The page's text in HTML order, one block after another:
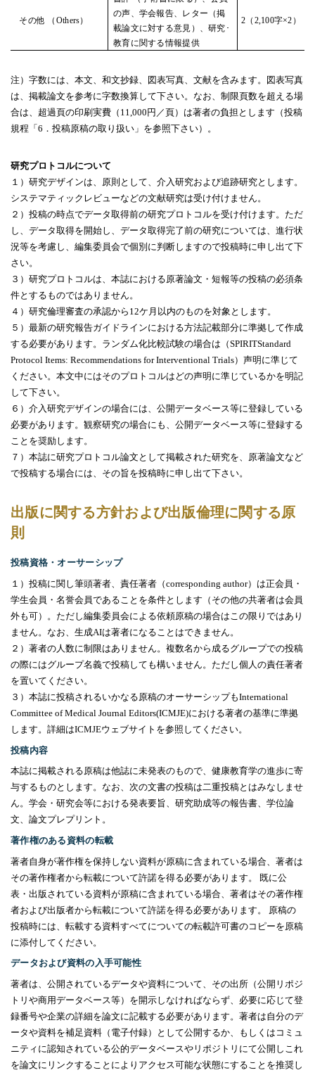
その他 （Others）
の声、学会報告、レター（掲
載論文に対する意見）、研究･
教育に関する情報提供
2（2,100字×2）
注）字数には、本文、和文抄録、図表写真、文献を含みます。図表写真
は、掲載論文を参考に字数換算して下さい。なお、制限頁数を超える場
合は、超過頁の印刷実費（ 11,000 円／頁）は著者の負担とします（投稿
規程「 6 ．投稿原稿の取り扱い」を参照下さい）。
研究プロトコルについて
１）研究デザインは、原則として、介入研究および追跡研究とします。
システマティックレビューなどの文献研究は受け付けません。
２）投稿の時点でデータ取得前の研究プロトコルを受け付けます。ただ
し、データ取得を開始し、データ取得完了前の研究については、進行状
況等を考慮し、編集委員会で個別に判断しますので投稿時に申し出て下
さい。
３）研究プロトコルは、本誌における原著論文・短報等の投稿の必須条
件とするものではありません。
４）研究倫理審査の承認から 12ケ月以内のものを対象とします。
５）最新の研究報告ガイドラインにおける方法記載部分に準拠して作成
する必要があります。ランダム化比較試験の場合は（SPIRITStandard
Protocol Items: Recommendations for Interventional Trials） 声明に準じて
ください。本文中にはそのプロトコルはどの声明に準じているかを明記
して下さい。
６）介入研究デザインの場合には、公開データベース等に登録している
必要があります。観察研究の場合にも、公開データベース等に登録する
ことを奨励します。
７）本誌に研究プロトコル論文として掲載された研究を、原著論文など
で投稿する場合には、その旨を投稿時に申し出て下さい。
出版に関する方針および出版倫理に関する原
則
投稿資格・オーサーシップ
１）投稿に関し筆頭著者、責任著者（corresponding author）は正会員・
学生会員・名誉会員であることを条件とします（その他の共著者は会員
外も可）。ただし編集委員会による依頼原稿の場合はこの限りではあり
ません。なお、生成AIは著者になることはできません。
２）著者の人数に制限はありません。複数名から成るグループでの投稿
の際にはグループ名義で投稿しても構いません。ただし個人の責任著者
を置いてください。
３）本誌に投稿されるいかなる原稿のオーサーシップもInternational
Committee of Medical Journal Editors(ICMJE)における著者の基準に準拠
します。詳細はICMJEウェブサイトを参照してください。
投稿内容
本誌に掲載される原稿は他誌に未発表のもので、健康教育学の進歩に寄
与するものとします。なお、次の文書の投稿は二重投稿とはみなしませ
ん。学会・研究会等における発表要旨、研究助成等の報告書、学位論
文、論文プレプリント。
著作権のある資料の転載
著者自身が著作権を保持しない資料が原稿に含まれている場合、著者は
その著作権者から転載について許諾を得る必要があります。 既に公
表・出版されている資料が原稿に含まれている場合、著者はその著作権
者および出版者から転載について許諾を得る必要があります。 原稿の
投稿時には、転載する資料すべてについての転載許可書のコピーを原稿
に添付してください。
データおよび資料の入手可能性
著者は、公開されているデータや資料について、その出所（公開リポジ
トリや商用データベース等）を開示しなければならず、必要に応じて登
録番号や企業の詳細を論文に記載する必要があります。著者は自分のデ
ータや資料を補足資料（電子付録）として公開するか、もしくはコミュ
ニティに認知されている公的データベースやリポジトリにて公開しこれ
を論文にリンクすることによりアクセス可能な状態にすることを推奨し